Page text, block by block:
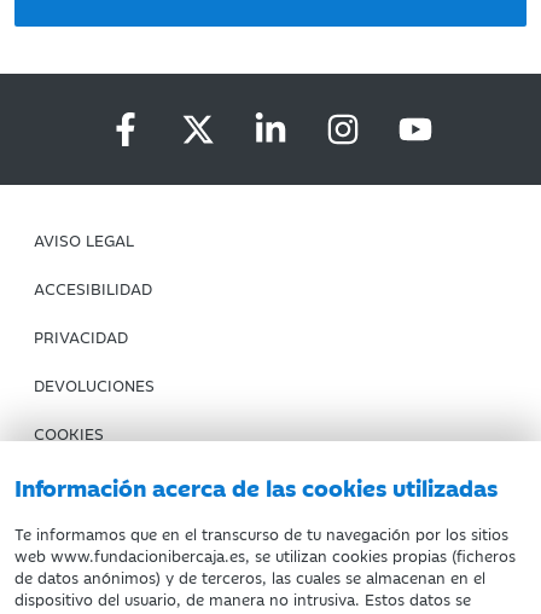
Información acerca de las cookies utilizadas
Te informamos que en el transcurso de tu navegación por los sitios
web www.fundacionibercaja.es, se utilizan cookies propias (ficheros
de datos anónimos) y de terceros, las cuales se almacenan en el
dispositivo del usuario, de manera no intrusiva. Estos datos se
AVISO LEGAL
ACCESIBILIDAD
PRIVACIDAD
DEVOLUCIONES
COOKIES
CONDICIONES DE COMPRA
IBERCAJA BANCO
Fundación Bancaria Ibercaja. C.I.F. G-50000652.